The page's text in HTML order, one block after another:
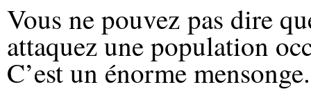
Vous ne pouvez pas dire
attaquez une population
C’est un énorme mensonge.